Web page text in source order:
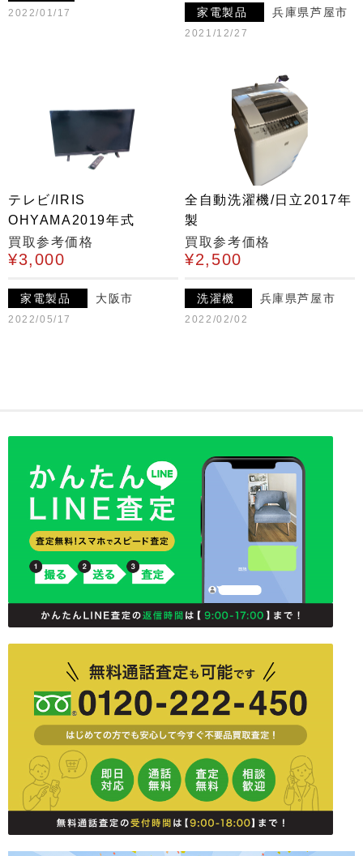
2022/01/17 家電製品 兵庫県芦屋市
2021/12/27
テレビ/IRIS
OHYAMA2019年式
買取参考価格
¥3,000
家電製品 大阪市
2022/05/17
全自動洗濯機/日立2017年
製
買取参考価格
¥2,500
洗濯機 兵庫県芦屋市
2022/02/02